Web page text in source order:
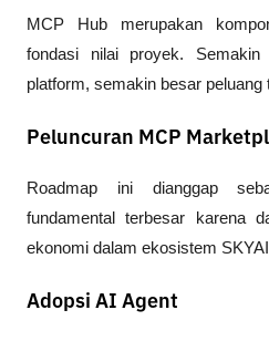
MCP Hub merupakan
fondasi nilai proyek. Semakin
platform, semakin besar peluang
Peluncuran MCP
Roadmap ini dianggap
fundamental terbesar karena
ekonomi dalam ekosistem
Adopsi AI Agent